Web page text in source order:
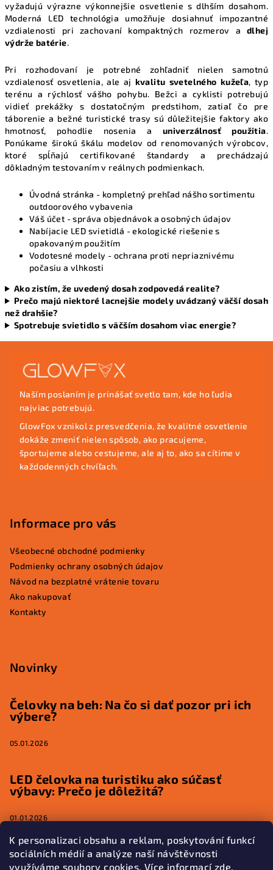
K personalizaci obsahu a reklam, poskytování funkcí
sociálních médií a analýze naší návštěvnosti
využíváme soubory cookies. Více informací zde.
r
v
k
ý
p
i
s
vyžadujú výrazne výkonnejšie osvetlenie s dlhším dosahom.
Moderná LED technológia umožňuje dosiahnuť impozantné
vzdialenosti pri zachovaní kompaktných rozmerov a dlhej
výdrže batérie.
Pri rozhodovaní je potrebné zohľadniť nielen samotnú
vzdialenosť osvetlenia, ale aj kvalitu svetelného kužeľa, typ
terénu a rýchlosť vášho pohybu. Bežci a cyklisti potrebujú
vidieť prekážky s dostatočným predstihom, zatiaľ čo pre
táborenie a bežné turistické trasy sú důležitejšie faktory ako
hmotnosť, pohodlie nosenia a univerzálnosť použitia.
Ponúkame širokú škálu modelov od renomovaných výrobcov,
ktoré spĺňajú certifikované štandardy a prechádzajú
dôkladným testovaním v reálnych podmienkach.
Úvodná stránka - kompletný prehľad nášho sortimentu
outdoorového vybavenia
Váš účet - správa objednávok a osobných údajov
Nabíjacie LED svietidlá - ekologické riešenie s
opakovaným použitím
Vodotesné modely - ochrana proti nepriaznivému
počasiu a vlhkosti
Ako zistím, že uvedený dosah zodpovedá realite?
Prečo majú niektoré lacnejšie modely uvádzaný väčší dosah
než drahšie?
Spotrebuje svietidlo s väčším dosahom viac energie?
Naším poslaním je prinášať svetlo tam, kde ho ľudia
najviac potrebujú.
GlowFox vznikol z presvedčenia, že kvalitné osvetlenie
dokáže zmeniť nielen spôsob, ako pracujeme,
športujeme alebo cestujeme, ale aj to, ako sa cítime v
každodenných chvíľach.
Informace pro vás
Všeobecné obchodné podmienky
Podmienky ochrany osobných údajov
Návod na bezplatné vrátenie tovaru
Ako nakupovať
Kontakty
Novinky
Čelovky na beh: Na čo si dať pozor pri ich
výbere?
05.01.2026
LED čelovka na turistiku ako súčasť
výbavy: Prečo je dôležitá?
01.01.2026